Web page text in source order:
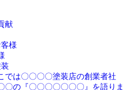
献
様
では〇〇〇〇塗装店の創業者社
〇の『〇〇〇〇〇〇〇』を語りま